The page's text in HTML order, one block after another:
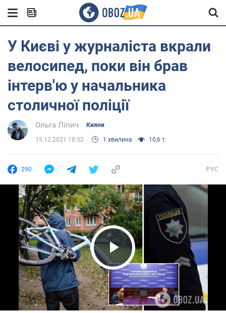
У Києві у журналіста вкрали
велосипед, поки він брав
інтерв'ю у начальника
столичної поліції
Ольга Ліпич Кияни
15.12.2021 18:52 1 хвилина 10,6 т.
290 РУС
Play Video